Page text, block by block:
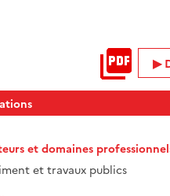
et domaines
et travaux publics